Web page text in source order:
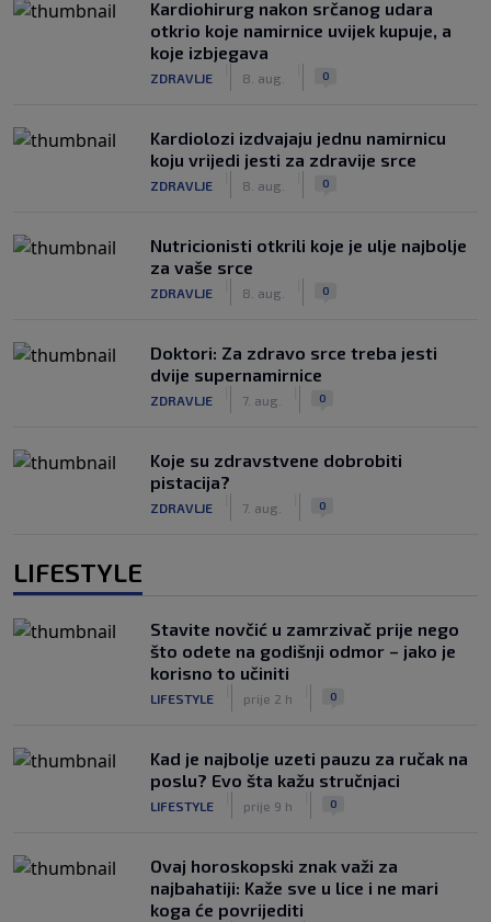
Kardiohirurg nakon srčanog udara
otkrio koje namirnice uvijek kupuje, a
koje izbjegava
ZDRAVLJE 8. aug. 0
Kardiolozi izdvajaju jednu namirnicu
koju vrijedi jesti za zdravije srce
ZDRAVLJE 8. aug. 0
Nutricionisti otkrili koje je ulje najbolje
za vaše srce
ZDRAVLJE 8. aug. 0
Doktori: Za zdravo srce treba jesti
dvije supernamirnice
ZDRAVLJE 7. aug. 0
Koje su zdravstvene dobrobiti
pistacija?
ZDRAVLJE 7. aug. 0
LIFESTYLE
Stavite novčić u zamrzivač prije nego
što odete na godišnji odmor – jako je
korisno to učiniti
LIFESTYLE prije 2 h 0
Kad je najbolje uzeti pauzu za ručak na
poslu? Evo šta kažu stručnjaci
LIFESTYLE prije 9 h 0
Ovaj horoskopski znak važi za
najbahatiji: Kaže sve u lice i ne mari
koga će povrijediti